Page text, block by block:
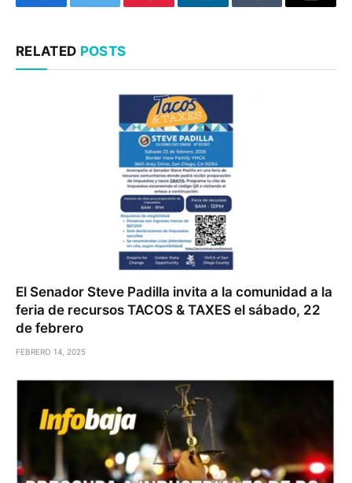
FacebookTwitter Pinterest LinkedInTumblr Email
RELATED POSTS
El Senador Steve Padilla invita a la comunidad a la
feria de recursos TACOS & TAXES el sábado, 22
de febrero
FEBRERO 14, 2025